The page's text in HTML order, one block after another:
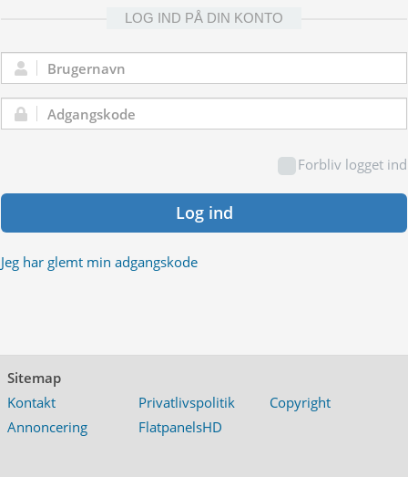
LOG IND PÅ DIN KONTO
Brugernavn:
Adgangskode:
Forbliv logget ind
Log ind
Jeg har glemt min adgangskode
Sitemap
Kontakt
Privatlivspolitik
Copyright
Annoncering
FlatpanelsHD